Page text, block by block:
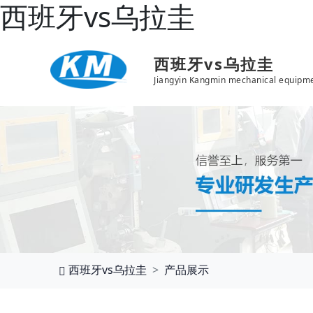
西班牙vs乌拉圭
西班牙vs乌拉圭
Jiangyin Kangmin mechanical
西班牙vs乌拉圭 产品展示